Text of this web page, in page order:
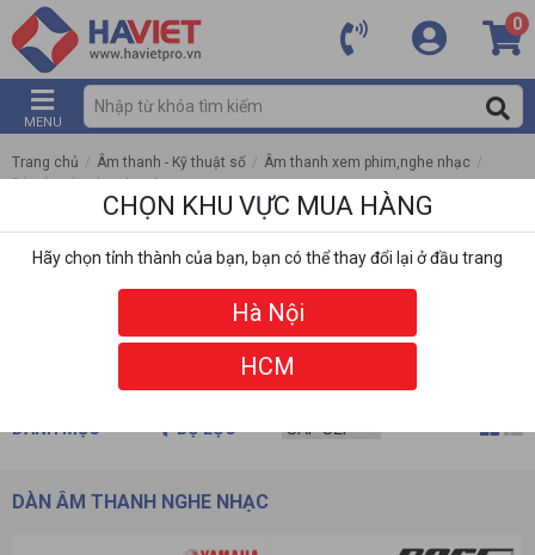
0
MENU
Trang chủ / Âm thanh - Kỹ thuật số / Âm thanh xem phim,nghe nhạc /
Dàn âm thanh nghe nhạc
DANH MỤC BỘ LỌC
DÀN ÂM THANH NGHE NHẠC
CHỌN KHU VỰC MUA HÀNG
Hãy chọn tỉnh thành của bạn, bạn có thể thay đổi lại ở đầu trang
Hà Nội
HCM